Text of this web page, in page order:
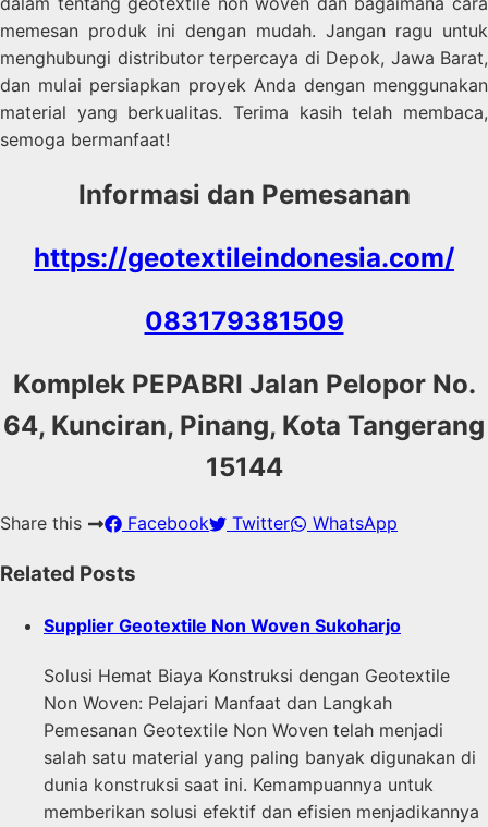
memesan produk ini dengan mudah. Jangan ragu untuk
menghubungi distributor terpercaya di Depok, Jawa Barat,
dan mulai persiapkan proyek Anda dengan menggunakan
material yang berkualitas. Terima kasih telah membaca,
semoga bermanfaat!
Informasi dan Pemesanan
https://geotextileindonesia.com/
083179381509
Komplek PEPABRI Jalan Pelopor No.
64, Kunciran, Pinang, Kota Tangerang
15144
Share this Facebook Twitter WhatsApp
Related Posts
Supplier Geotextile Non Woven Sukoharjo
Solusi Hemat Biaya Konstruksi dengan Geotextile
Non Woven: Pelajari Manfaat dan Langkah
Pemesanan Geotextile Non Woven telah menjadi
salah satu material yang paling banyak digunakan di
dunia konstruksi saat ini. Kemampuannya untuk
memberikan solusi efektif dan efisien menjadikannya